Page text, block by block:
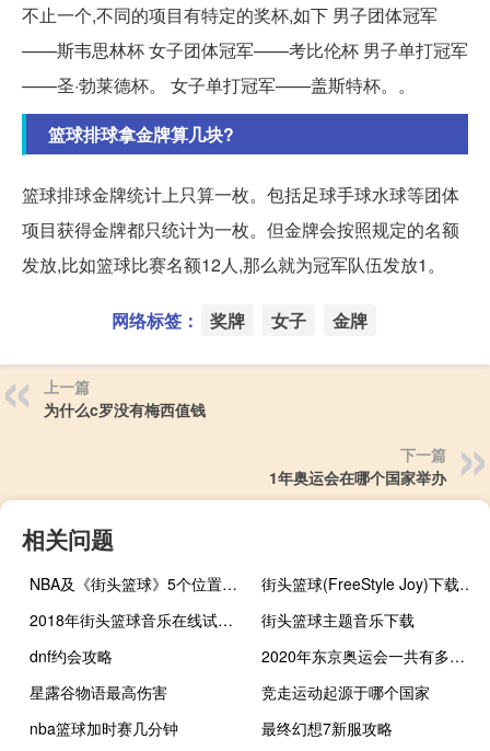
不止一个,不同的项目有特定的奖杯,如下 男子团体冠军
——斯韦思林杯 女子团体冠军——考比伦杯 男子单打冠军
——圣·勃莱德杯。 女子单打冠军——盖斯特杯。。
篮球排球拿金牌算几块?
篮球排球金牌统计上只算一枚。包括足球手球水球等团体
项目获得金牌都只统计为一枚。但金牌会按照规定的名额
发放,比如篮球比赛名额12人,那么就为冠军队伍发放1。
网络标签： 奖牌 女子 金牌
上一篇
为什么c罗没有梅西值钱
下一篇
1年奥运会在哪个国家举办
相关问题
NBA及《街头篮球》5个位置的详细介绍
街头篮球(FreeStyle Joy)下载(电脑、安卓和IOS所有版本)
2018年街头篮球音乐在线试听及下载
街头篮球主题音乐下载
dnf约会攻略
2020年东京奥运会一共有多少金牌
星露谷物语最高伤害
竞走运动起源于哪个国家
nba篮球加时赛几分钟
最终幻想7新服攻略